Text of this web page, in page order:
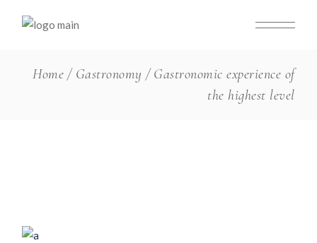
Home Gastronomy
Gastronomic experience of
the highest level